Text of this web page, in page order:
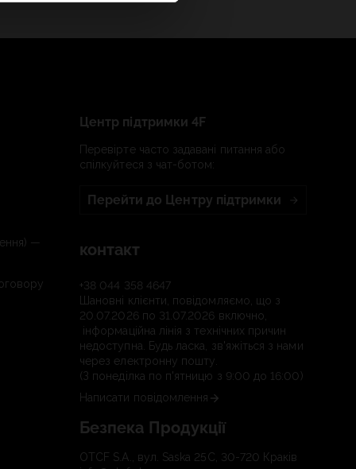
—
Центр підтримки 4F
Перевірте часто задавані питання або
спілкуйтеся з чат-ботом:
Перейти до Центру підтримки
контакт
+38 044 358 4647
Шановні клієнти, повідомляємо, що з
20.07.2026 по 31.07.2026 включно,
інформаційна лінія з технічних причин
недоступна. Будь ласка, зв'яжіться з нами
через електронну пошту.
(З понеділка по п'ятницю з 9:00 до 16:00)
Написати повідомлення
Безпека Продукції
OTCF S.A., вул. Saska 25C, 30-720 Краків